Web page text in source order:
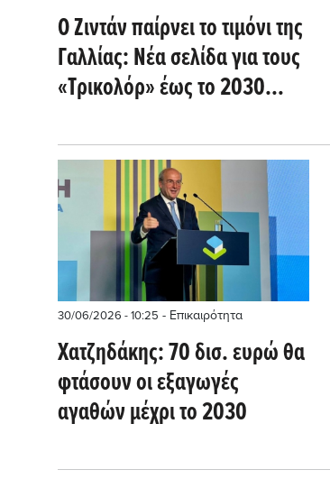
Ο Ζιντάν παίρνει το τιμόνι της
Γαλλίας: Νέα σελίδα για τους
«Τρικολόρ» έως το 2030
30/06/2026 - 10:25 - Επικαιρότητα
Χατζηδάκης: 70 δισ. ευρώ θα
φτάσουν οι εξαγωγές
αγαθών μέχρι το 2030